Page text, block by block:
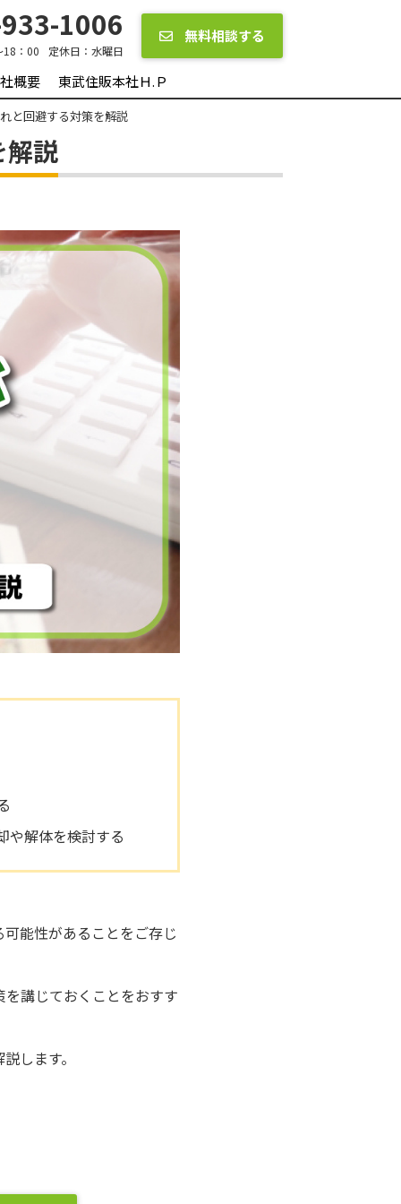
1006
18：00 定休日： 水曜日
無料相談する
概要 東武住販本社Ｈ.Ｐ
と回避する対策を解説
解説
や解体を検討する
能性があることをご存じ
講じておくことをおすす
します。